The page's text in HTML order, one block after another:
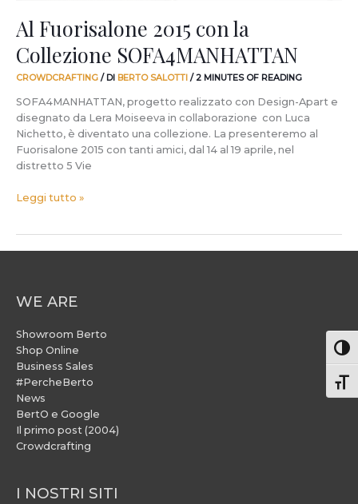
Al Fuorisalone 2015 con la
Collezione SOFA4MANHATTAN
CROWDCRAFTING / DI BERTO SALOTTI /2 MINUTES OF READING
SOFA4MANHATTAN, progetto realizzato con Design-Apart e
disegnato da Lera Moiseeva in collaborazione con Luca
Nichetto, è diventato una collezione. La presenteremo al
Fuorisalone 2015 con tanti amici, dal 14 al 19 aprile, nel
distretto 5 Vie
Leggi tutto »
WE ARE
Showroom Berto
Shop Online
Business Sales
#PercheBerto
News
BertO e Google
Il primo post (2004)
Crowdcrafting
I NOSTRI SITI